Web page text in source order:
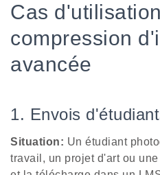
Cas
compression
avancée
1. Envois
Situation: Un étudiant
travail, un projet d'art ou